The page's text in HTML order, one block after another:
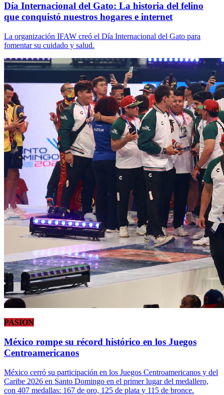
Día Internacional del Gato: La historia del felino
que conquistó nuestros hogares e internet
La organización IFAW creó el Día Internacional del Gato para
fomentar su cuidado y salud.
PASION
México rompe su récord histórico en los Juegos
Centroamericanos
México cerró su participación en los Juegos Centroamericanos y del
Caribe 2026 en Santo Domingo en el primer lugar del medallero,
con 407 medallas: 167 de oro, 125 de plata y 115 de bronce.